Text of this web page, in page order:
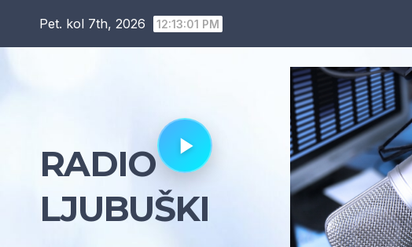
Pet. kol 7th, 2026 12:13:02 PM
RADIO
LJUBUŠKI